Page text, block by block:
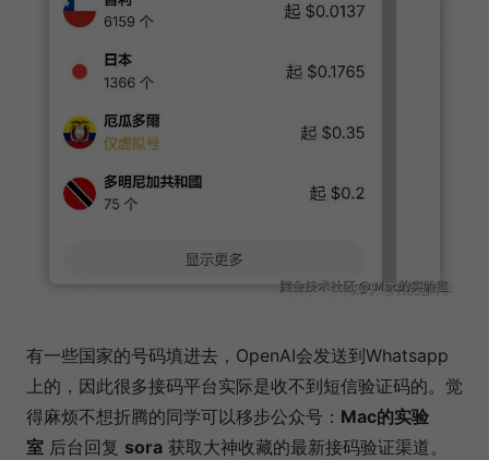
有一些国家的号码填进去，OpenAI会发送到Whatsapp
上的，因此很多接码平台实际是收不到短信验证码的。觉
得麻烦不想折腾的同学可以移步公众号： Mac的实验
室 后台回复 sora 获取大神收藏的最新接码验证渠道。